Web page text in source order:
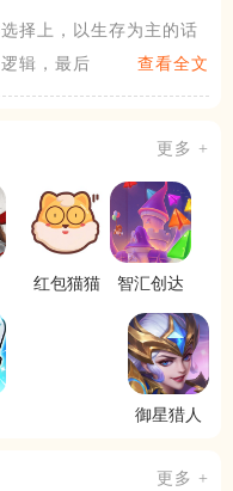
择上，以生存为主的话
辑，最后一案
查看全文
更多 +
红包猫猫 智汇创达
御星猎人
更多 +